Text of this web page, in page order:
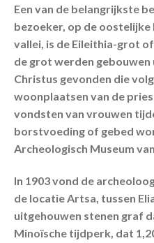
Een van de belangrijkste
bezoeker, op de
vallei, is de Eileithia-grot
de grot werden gebouwen
Christus gevonden die
woonplaatsen van de
vondsten van vrouwen
borstvoeding of gebed
Archeologisch Museum
In 1903 vond de
de locatie Artsa, tussen
uitgehouwen stenen graf
Minoïsche tijdperk, dat